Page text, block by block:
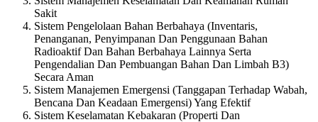
Sakit
Sistem Pengelolaan Bahan Berbahaya (Inventaris,
Penanganan, Penyimpanan Dan Penggunaan Bahan
Radioaktif Dan Bahan Berbahaya Lainnya Serta
Pengendalian Dan Pembuangan Bahan Dan Limbah B3)
Secara Aman
Sistem Manajemen Emergensi (Tanggapan Terhadap Wabah,
Bencana Dan Keadaan Emergensi) Yang Efektif
Sistem Keselamatan Kebakaran (Properti Dan